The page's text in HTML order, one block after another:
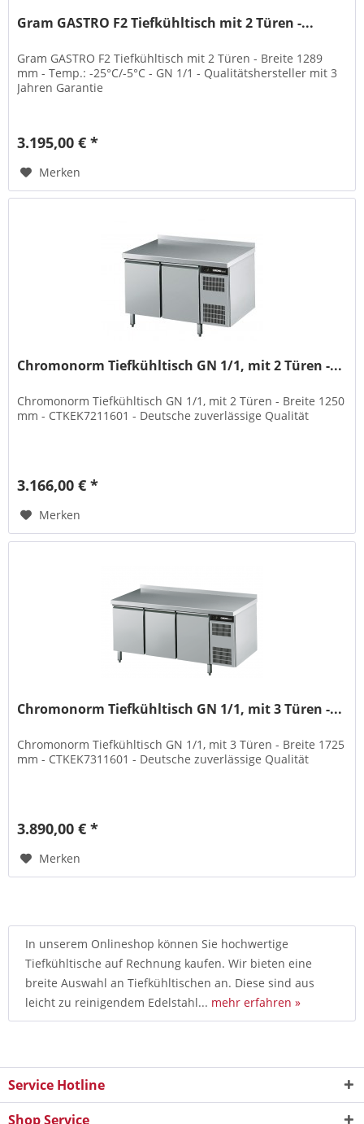
Gram GASTRO F2 Tiefkühltisch mit 2 Türen -...
Gram GASTRO F2 Tiefkühltisch mit 2 Türen - Breite 1289
mm - Temp.: -25°C/-5°C - GN 1/1 - Qualitätshersteller mit 3
Jahren Garantie
3.195,00 € *
Merken
Chromonorm Tiefkühltisch GN 1/1, mit 2 Türen -...
Chromonorm Tiefkühltisch GN 1/1, mit 2 Türen - Breite 1250
mm - CTKEK7211601 - Deutsche zuverlässige Qualität
3.166,00 € *
Merken
Chromonorm Tiefkühltisch GN 1/1, mit 3 Türen -...
Chromonorm Tiefkühltisch GN 1/1, mit 3 Türen - Breite 1725
mm - CTKEK7311601 - Deutsche zuverlässige Qualität
3.890,00 € *
Merken
In unserem Onlineshop können Sie hochwertige
Tiefkühltische auf Rechnung kaufen. Wir bieten eine
breite Auswahl an Tiefkühltischen an. Diese sind aus
leicht zu reinigendem Edelstahl... mehr erfahren »
Service Hotline
Shop Service